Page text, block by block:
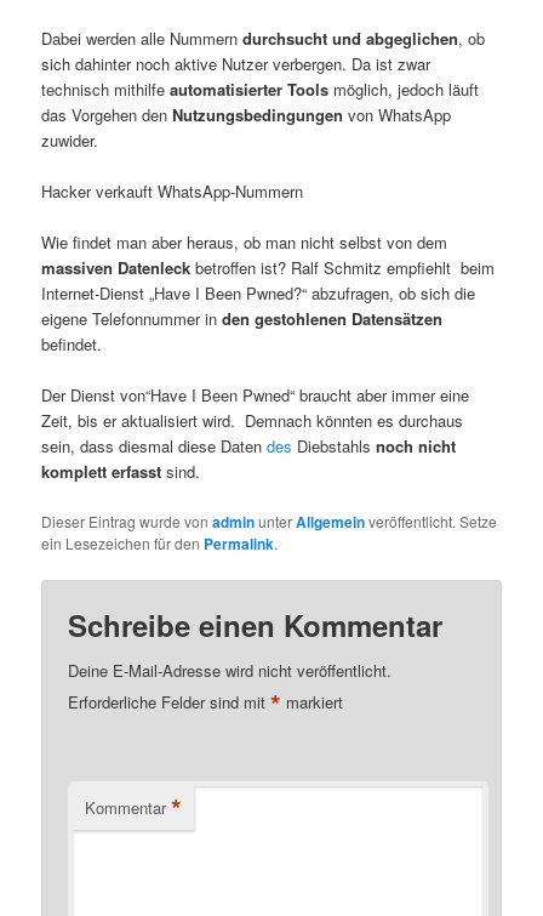
Dabei werden alle Nummern durchsucht und abgeglichen, ob
sich dahinter noch aktive Nutzer verbergen. Da ist zwar
technisch mithilfeautomatisierter Tools möglich, jedoch läuft
das Vorgehen denNutzungsbedingungen von WhatsApp
zuwider.
Hacker verkauft WhatsApp-Nummern
Wie findet man aber heraus, ob man nicht selbst von dem
massiven Datenleck betroffen ist? Ralf Schmitz empfiehlt beim
Internet-Dienst „Have I Been Pwned?“ abzufragen, ob sich die
eigene Telefonnummer in den gestohlenen Datensätzen
befindet.
Der Dienst von“Have I Been Pwned“ braucht aber immer eine
Zeit, bis er aktualisiert wird. Demnach könnten es durchaus
sein, dass diesmal diese Datendes Diebstahlsnoch nicht
komplett erfasst sind.
Dieser Eintrag wurde vonadminunterAllgemeinveröffentlicht. Setze
ein Lesezeichen für den Permalink.
Schreibe einen Kommentar
Deine E-Mail-Adresse wird nicht veröffentlicht.
Erforderliche Felder sind mit* markiert
Kommentar *